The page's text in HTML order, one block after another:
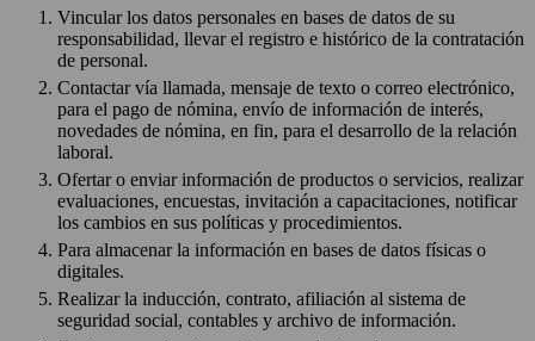
Vincular los datos personales en bases de datos de su
responsabilidad, llevar el registro e histórico de la contratación
de personal.
Contactar vía llamada, mensaje de texto o correo electrónico,
para el pago de nómina, envío de información de interés,
novedades de nómina, en fin, para el desarrollo de la relación
laboral.
Ofertar o enviar información de productos o servicios, realizar
evaluaciones, encuestas, invitación a capacitaciones, notificar
los cambios en sus políticas y procedimientos.
Para almacenar la información en bases de datos físicas o
digitales.
Realizar la inducción, contrato, afiliación al sistema de
seguridad social, contables y archivo de información.